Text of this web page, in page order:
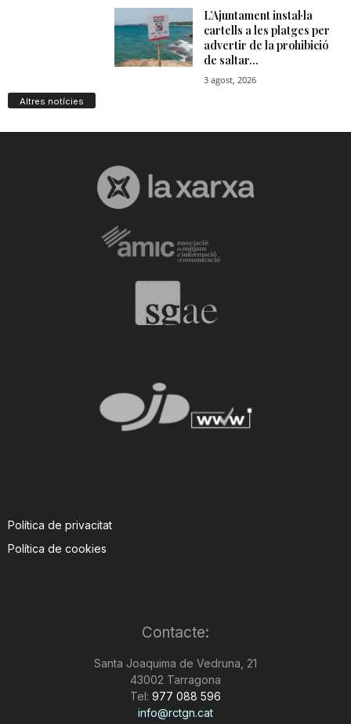
Altres notícies
Política de privacitat
Política de cookies
Contacte:
Santa Joaquima de Vedruna, 21
43002 Tarragona
Tel: 977 088 596
info@rctgn.cat